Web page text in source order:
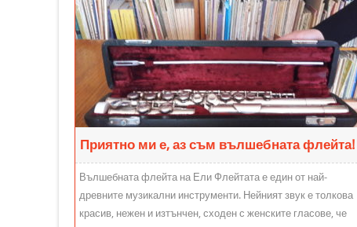
Приятно ми е, аз съм вълшебната флейта!
Вълшебната флейта на Ели Флейтата е един от най-
древните музикални инструменти. Нейният звук е толкова
красив, нежен и изтънчен, сходен с женските гласове, че